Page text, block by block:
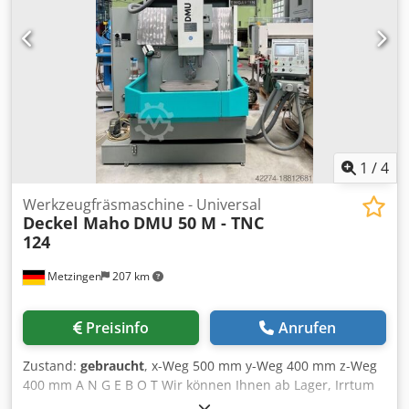
1 /4
Metzingen 207 km
Werkzeugfräsmaschine - Universal
Deckel Maho DMU 50 M - TNC
124
Preisinfo Anrufen
Zustand: gebraucht, x-Weg 500 mm y-Weg 400 mm z-Weg
400 mm A N G E B O T Wir können Ihnen ab Lager, Irrtum
und Zwischenverkauf vorbehalten, unverbindlich anbieten